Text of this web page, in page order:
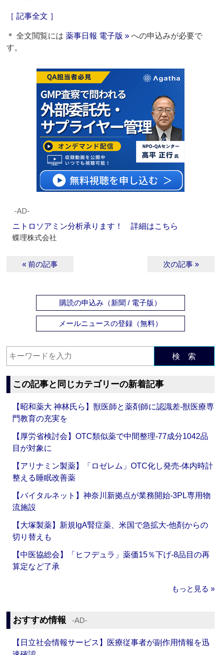
［ 記事全文 ］
＊ 全文閲覧には薬事日報 電子版 » への申込みが必要で
す。
‐AD‐
ニトロソアミン分析承ります！ 詳細はこちら
蝶理株式会社
« 前の記事 次の記事 »
購読の申込み（新聞 / 電子版）
メールニュースの登録（無料）
検 索
この記事と同じカテゴリーの新着記事
【昭和薬大 神林氏ら】獣医師と薬剤師に認識差‐獣医療専
門教育の充実を
【厚労省検討会】OTC類似薬で中間整理‐77成分1042品
目が対象に
【アリナミン製薬】「ロゼレム」OTC化し発売‐体内時計
整える睡眠改善薬
【バイタルネット】神奈川新拠点が業務開始‐3PL専用物
流施設
【大塚製薬】新規IgA腎症薬、米国で急拡大‐他剤からの
切り替えも
【中医協総会】「ヒフデュラ」薬価15％下げ‐8品目の再
算定など了承
もっと見る »
おすすめ情報 ‐AD‐
【日立社会情報サービス】医療従事者が副作用情報を迅